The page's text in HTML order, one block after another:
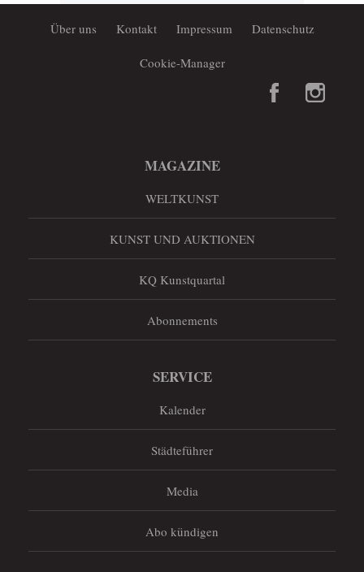
Über uns Kontakt Impressum Datenschutz
Cookie-Manager
MAGAZINE
WELTKUNST
KUNST UND AUKTIONEN
KQ Kunstquartal
Abonnements
SERVICE
Kalender
Städteführer
Media
Abo kündigen